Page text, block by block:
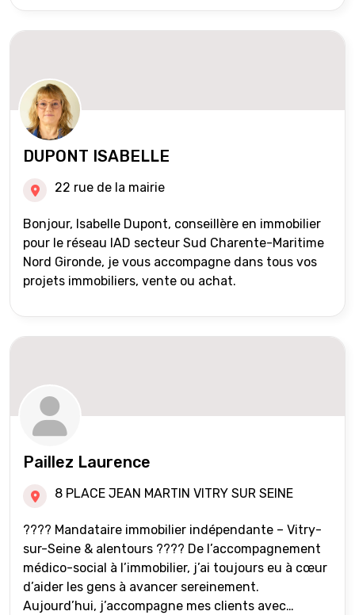
DUPONT ISABELLE
22 rue de la mairie
Bonjour, Isabelle Dupont, conseillère en immobilier
pour le réseau IAD secteur Sud Charente-Maritime
Nord Gironde, je vous accompagne dans tous vos
projets immobiliers, vente ou achat.
Paillez Laurence
8 PLACE JEAN MARTIN VITRY SUR SEINE
???? Mandataire immobilier indépendante – Vitry-
sur-Seine & alentours ???? De l’accompagnement
médico-social à l’immobilier, j’ai toujours eu à cœur
d’aider les gens à avancer sereinement.
Aujourd’hui, j’accompagne mes clients avec